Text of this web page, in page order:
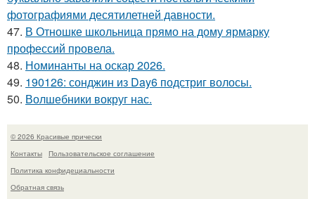
фотографиями десятилетней давности.
47. В Отношке школьница прямо на дому ярмарку
профессий провела.
48. Номинанты на оскар 2026.
49. 190126: сонджин из Day6 подстриг волосы.
50. Волшебники вокруг нас.
© 2026 Красивые прически
Контакты
Пользовательское соглашение
Политика конфидециальности
Обратная связь